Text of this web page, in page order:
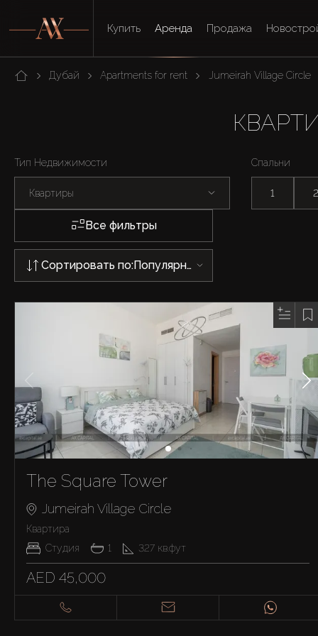
Купить Аренда Продажа
Дубай Apartments for rent Jumeirah Village Circle
Тип Недвижимости
Квартиры
Спальни
1 2
Все фильтры
Сортировать по: Популярности
The Square Tower
Jumeirah Village Circle
Квартира
Студия
1 327 кв.фут
AED 45,000